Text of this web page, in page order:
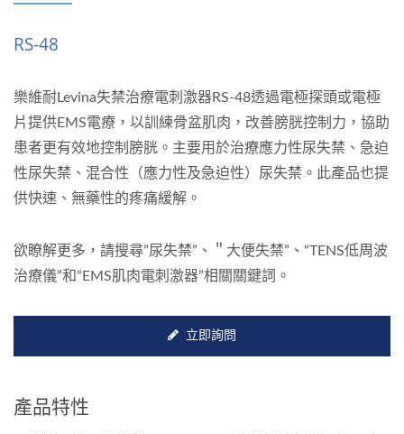
RS-48
樂維耐Levina失禁治療電刺激器RS-48透過電極探頭或電極
片提供EMS電療，以訓練骨盆肌肉，改善膀胱控制力，協助
患者更有效地控制膀胱。主要用於治療應力性尿失禁、急迫
性尿失禁、混合性（應力性及急迫性）尿失禁。此產品也提
供快速、無藥性的疼痛緩解。
欲瞭解更多，請搜尋”尿失禁”、＂大便失禁”、“TENS低周波
治療儀”和“EMS肌肉電刺激器”相關關鍵詞。
立即詢問
產品特性